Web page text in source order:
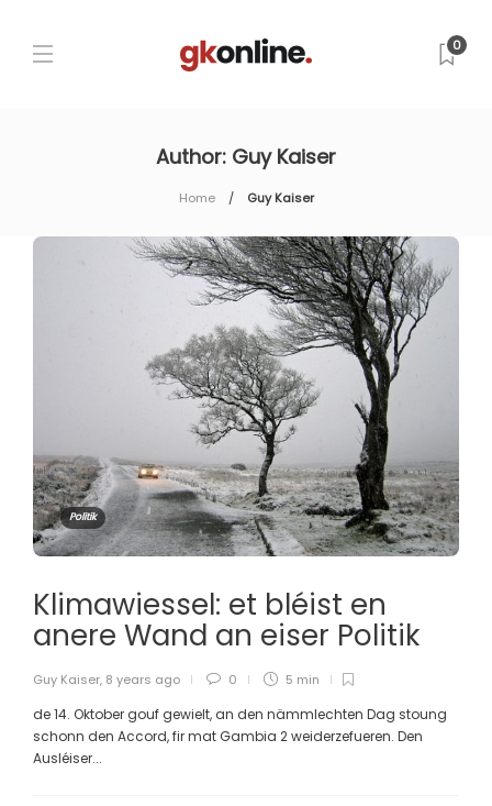
0
Author: Guy Kaiser
Home Guy Kaiser
Politik
Klimawiessel: et bléist en
anere Wand an eiser Politik
Guy Kaiser, 8 years ago 0 5 min
de 14. Oktober gouf gewielt, an den nämmlechten Dag stoung
schonn den Accord, fir mat Gambia 2 weiderzefueren. Den
Ausléiser...